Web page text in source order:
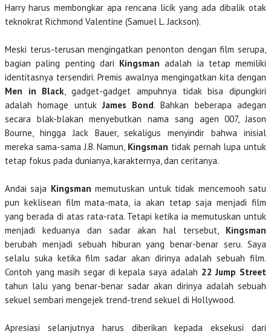
Harry harus membongkar apa rencana licik yang ada dibalik otak
teknokrat Richmond Valentine (Samuel L. Jackson).
Meski terus-terusan mengingatkan penonton dengan film serupa,
bagian paling penting dari Kingsman adalah ia tetap memiliki
identitasnya tersendiri. Premis awalnya mengingatkan kita dengan
Men in Black, gadget-gadget ampuhnya tidak bisa dipungkiri
adalah homage untukJames Bond. Bahkan beberapa adegan
secara blak-blakan menyebutkan nama sang agen 007, Jason
Bourne, hingga Jack Bauer, sekaligus menyindir bahwa inisial
mereka sama-sama J.B. Namun, Kingsman tidak pernah lupa untuk
tetap fokus pada dunianya, karakternya, dan ceritanya.
Andai saja Kingsman memutuskan untuk tidak mencemooh satu
pun keklisean film mata-mata, ia akan tetap saja menjadi film
yang berada di atas rata-rata. Tetapi ketika ia memutuskan untuk
menjadi keduanya dan sadar akan hal tersebut, Kingsman
berubah menjadi sebuah hiburan yang benar-benar seru. Saya
selalu suka ketika film sadar akan dirinya adalah sebuah film.
Contoh yang masih segar di kepala saya adalah 22 Jump Street
tahun lalu yang benar-benar sadar akan dirinya adalah sebuah
sekuel sembari mengejek trend-trend sekuel di Hollywood.
Apresiasi selanjutnya harus diberikan kepada eksekusi dari